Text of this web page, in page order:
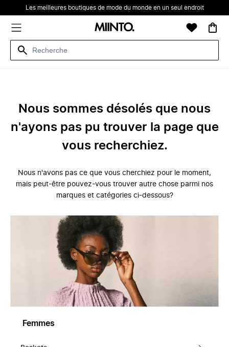
Les meilleures boutiques de mode du monde en un seul endroit
Nous sommes désolés que nous
n'ayons pas pu trouver la page que
vous recherchiez.
Nous n'avons pas ce que vous cherchiez pour le moment,
mais peut-être pouvez-vous trouver autre chose parmi nos
marques et catégories ci-dessous?
Femmes